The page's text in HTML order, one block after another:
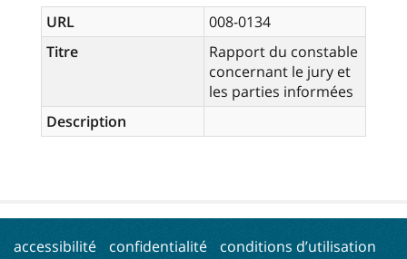
URL
008-0134
Titre
Rapport du constable
concernant le jury et
les parties informées
Description
accessibilité confidentialité conditions d’utilisation